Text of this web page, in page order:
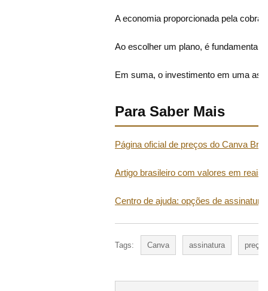
A economia proporcionada pela
Ao escolher um plano, é fundamental
Em suma, o investimento em uma
Para Saber Mais
Página oficial de preços do Canva
Artigo brasileiro com valores em reais
Centro de ajuda: opções de
Tags: Canva assinatura preços